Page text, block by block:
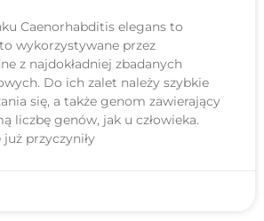
Caenorhabditis elegans to
wykorzystywane przez
z najdokładniej zbadanych
Do ich zalet należy szybkie
się, a także genom zawierający
liczbę genów, jak u człowieka.
przyczyniły